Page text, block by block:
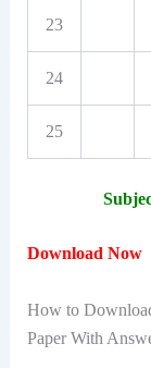
23
24
25
Download Now
How to
Paper With